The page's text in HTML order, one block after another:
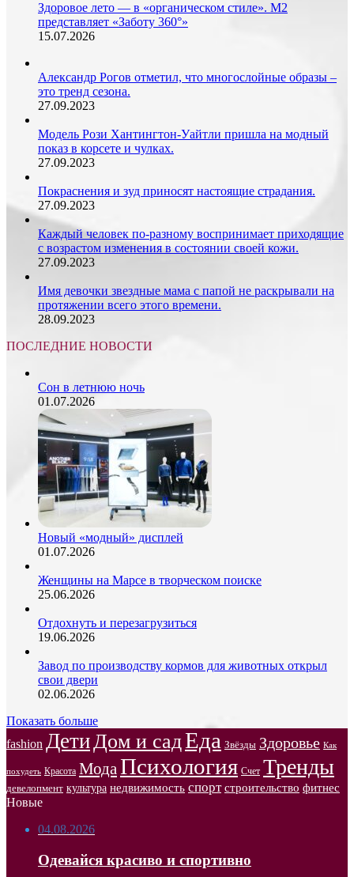
Здоровое лето — в «органическом стиле». М2
представляет «Заботу 360°»
15.07.2026
Александр Рогов отметил, что многослойные образы –
это тренд сезона.
27.09.2023
Модель Рози Хантингтон-Уайтли пришла на модный
показ в корсете и чулках.
27.09.2023
Покраснения и зуд приносят настоящие страдания.
27.09.2023
Каждый человек по-разному воспринимает приходящие
с возрастом изменения в состоянии своей кожи.
27.09.2023
Имя девочки звездные мама с папой не раскрывали на
протяжении всего этого времени.
28.09.2023
ПОСЛЕДНИЕ НОВОСТИ
Сон в летнюю ночь
01.07.2026
Новый «модный» дисплей
01.07.2026
Женщины на Марсе в творческом поиске
25.06.2026
Отдохнуть и перезагрузиться
19.06.2026
Завод по производству кормов для животных открыл
свои двери
02.06.2026
Показать больше
fashion ДетиДом и садЕда Звёзды Здоровье Как
похудеть Красота Мода Психология Счет Тренды
девелопмент культура недвижимость спорт строительство фитнес
Новые
04.08.2026
Одевайся красиво и спортивно